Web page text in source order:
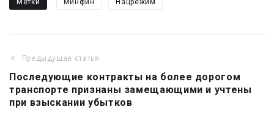
Навигация
по
записям
Предыдущая статья
Последующие контракты на более дорогом
транспорте признаны замещающими и учтены
при взыскании убытков